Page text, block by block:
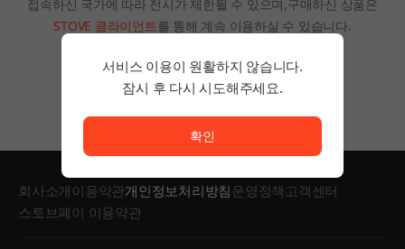
접속하신 국가에 따라 전시가 제한될 수 있으며,구매하신 상품은
STOVE 클라이언트를 통해 계속 이용하실 수 있습니다.
홈으로
회사소개이용약관개인정보처리방침운영정책 고객센터
스토브페이 이용약관
서비스 이용이 원활하지 않습니다.
잠시 후 다시 시도해주세요.
확인